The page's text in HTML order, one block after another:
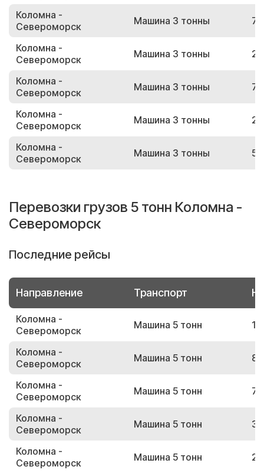
Коломна -
Североморск
Машина 3 тонны
Коломна -
Североморск
Машина 3 тонны
Коломна -
Североморск
Машина 3 тонны
Коломна -
Североморск
Машина 3 тонны
Коломна -
Североморск
Машина 3 тонны
Перевозки грузов 5 тонн Коломна -
Североморск
Последние рейсы
Направление Транспорт
Коломна -
Североморск
Машина 5 тонн
Коломна -
Североморск
Машина 5 тонн
Коломна -
Североморск
Машина 5 тонн
Коломна -
Североморск
Машина 5 тонн
Коломна -
Североморск
Машина 5 тонн